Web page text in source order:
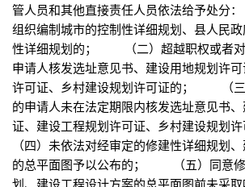
管人员和其他直接责任人员依法给予处
组织编制城市的控制性详细规划、县人民
性详细规划的； （二）超越职权或者对
申请人核发选址意见书、建设用地规划许
许可证、乡村建设规划许可证的； （三
的申请人未在法定期限内核发选址意见书
证、建设工程规划许可证、乡村建设规
（四）未依法对经审定的修建性详细规划
的总平面图予以公布的； （五）同意修
划、建设工程设计方案的总平面图前未采